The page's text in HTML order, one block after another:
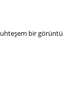
bir görüntü